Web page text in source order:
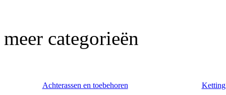
meer categorieën
Achterassen en toebehoren